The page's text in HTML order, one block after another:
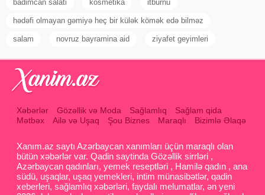
badimcan salati kosmetika itburnu
hədəfi olmayan gəmiyə heç bir külək kömək edə bilməz
salam novruz bayramina aid ziyafet geyimleri
Xəbərlər Gözəllik və Moda Sağlamlıq
Sağlam qida
Mətbəx
Ailə və Uşaq Şou Biznes Maraqlı Bizimlə Əlaqə
Xanım.az saytı Azərbaycan xanımları üçün maraqlı olan
bütün xəbərlər var. Qadin saytinda Gözəllik sirrləri ,
Azərbaycan qadınları, yemek reseptləri , Hamilə qadın , ana
südü, uşaqlar, uşaq yemekleri, intim münasibətlər, qadin
xeberleri, sağlamlıq xəbərləri, faydalı melumatlar, ən yeni